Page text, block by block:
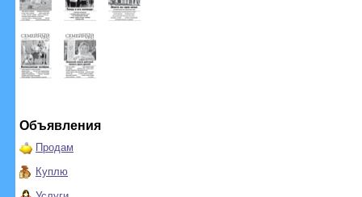
Объявления
Продам
Куплю